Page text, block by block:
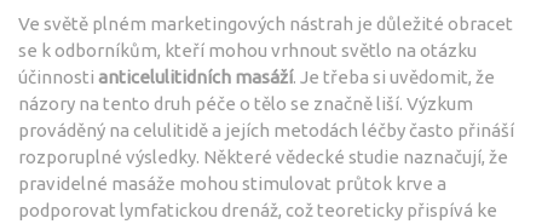
Ve světě plném marketingových nástrah je důležité obracet
se k odborníkům, kteří mohou vrhnout světlo na otázku
účinnosti anticelulitidních masáží. Je třeba si uvědomit, že
názory na tento druh péče o tělo se značně liší. Výzkum
prováděný na celulitidě a jejích metodách léčby často přináší
rozporuplné výsledky. Některé vědecké studie naznačují, že
pravidelné masáže mohou stimulovat průtok krve a
podporovat lymfatickou drenáž, což teoreticky přispívá ke